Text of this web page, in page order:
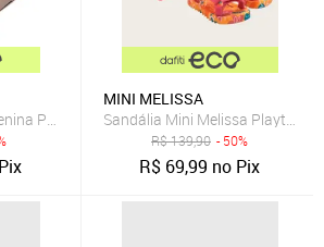
Possession Bb Nude
MINI MELISSA
Sandália Mini Melissa Playtime
R$139,90 - 50%
R$ 69,99 no Pix